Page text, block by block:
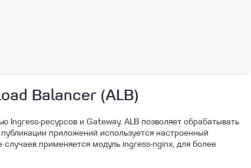
Balancer (ALB)
ресурсов и Gateway. ALB позволяет обрабатывать
приложений используется настроенный
применяется модуль ingress-nginx, для более